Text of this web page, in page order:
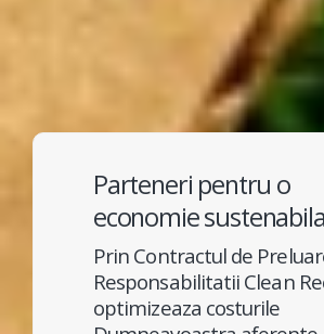
Parteneri pentru o
economie
Prin Contractul de
Responsabilitatii Clean
optimizeaza costurile